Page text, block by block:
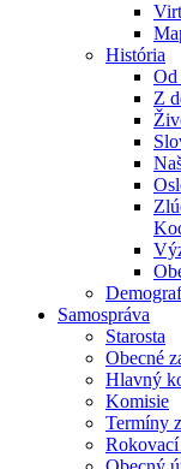
História
Od
Z
Samospráva
Starosta
Obecné
Hlavný
Komisie
Termíny